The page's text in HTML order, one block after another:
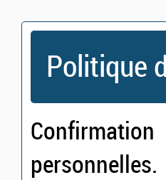
Politique
personnelles.